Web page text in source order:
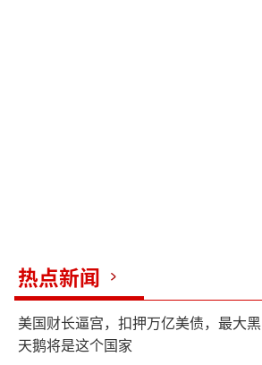
热点新闻
美国财长逼宫，扣押万亿美债，最大黑
天鹅将是这个国家